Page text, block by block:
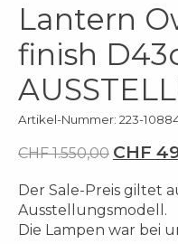
Lantern
finish
Artikel-Nummer: 223-
CHF 1.550,00 CHF
Der Sale-Preis giltet
Ausstellungsmodell.
Die Lampen war bei